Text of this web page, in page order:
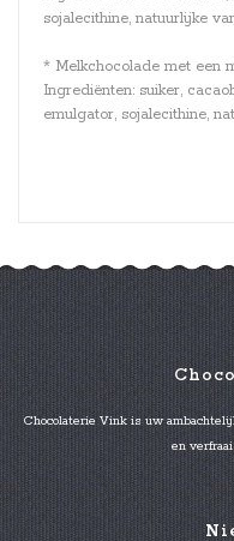
sojalecithine, natuurlijke
* Melkchocolade met een
Ingrediënten: suiker,
emulgator, sojalecithine,
Chocolaterie Vink is uw
en